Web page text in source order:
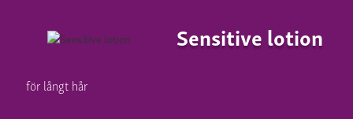
Sensitive lotion
för långt hår